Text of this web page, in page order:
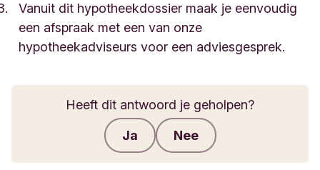
Vanuit dit hypotheekdossier maak je eenvoudig
een afspraak met een van onze
hypotheekadviseurs voor een adviesgesprek.
Heeft dit antwoord je geholpen?
Ja Nee